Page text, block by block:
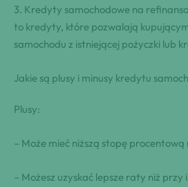
3. Kredyty samochodowe na
to kredyty, które pozwalają
samochodu z istniejącej pożyczki lub
Jakie są plusy i minusy kredytu
Plusy:
– Może mieć niższą stopę procentową
– Możesz uzyskać lepsze raty niż przy